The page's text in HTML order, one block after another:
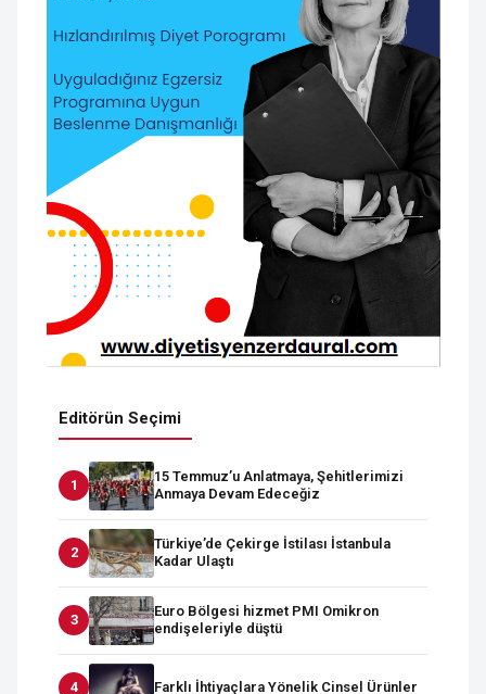
Editörün Seçimi
15 Temmuz’u Anlatmaya, Şehitlerimizi
Anmaya Devam Edeceğiz
Türkiye’de Çekirge İstilası İstanbula
Kadar Ulaştı
Euro Bölgesi hizmet PMI Omikron
endişeleriyle düştü
Farklı İhtiyaçlara Yönelik Cinsel Ürünler